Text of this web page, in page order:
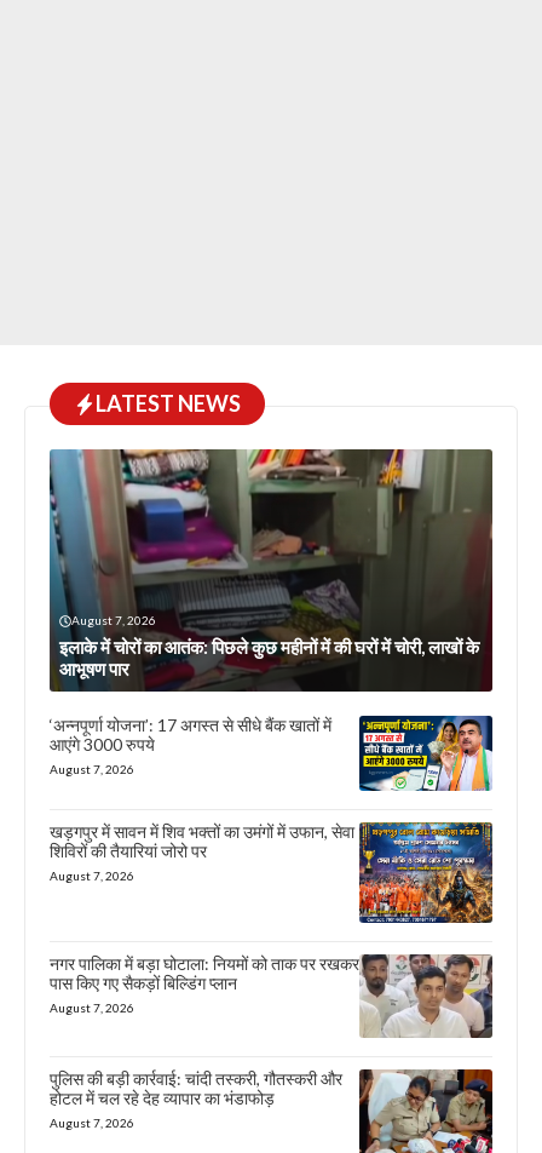
LATEST NEWS
August 7, 2026
इलाके में चोरों का आतंक: पिछले कुछ महीनों में की घरों में चोरी, लाखों के
आभूषण पार
‘अन्नपूर्णा योजना’: 17 अगस्त से सीधे बैंक खातों में
आएंगे 3000 रुपये
August 7, 2026
खड़गपुर में सावन में शिव भक्तों का उमंगों में उफान, सेवा
शिविरों की तैयारियां जोरो पर
August 7, 2026
नगर पालिका में बड़ा घोटाला: नियमों को ताक पर रखकर
पास किए गए सैकड़ों बिल्डिंग प्लान
August 7, 2026
पुलिस की बड़ी कार्रवाई: चांदी तस्करी, गौतस्करी और
होटल में चल रहे देह व्यापार का भंडाफोड़
August 7, 2026